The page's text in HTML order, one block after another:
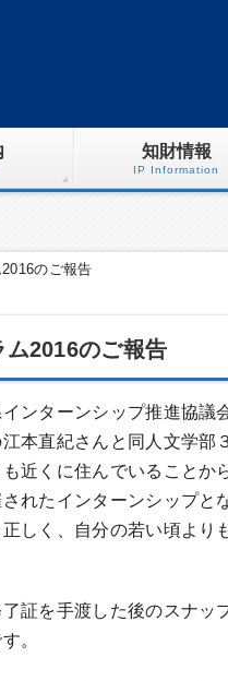
知財情報
IP Information
のご報告
2016のご報告
ンターンシップ推進協議
本直紀さんと同人文学部
近くに住んでいることか
れたインターンシップと
しく、自分の若い頃より
証を手渡した後のスナッ
。